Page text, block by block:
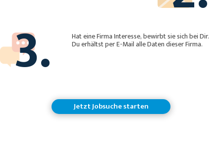
3. Hat eine Firma Interesse, bewirbt sie sich bei Dir.
Du erhältst per E-Mail alle Daten dieser Firma.
Jetzt Jobsuche starten